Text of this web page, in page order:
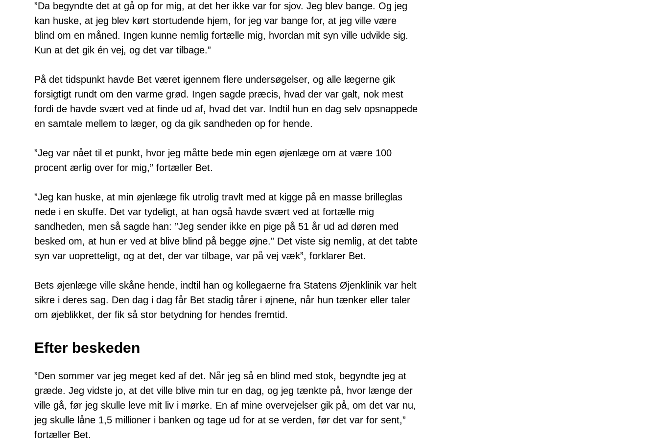
”Da begyndte det at gå op for mig, at det her ikke var for sjov. Jeg blev bange. Og jeg
kan huske, at jeg blev kørt stortudende hjem, for jeg var bange for, at jeg ville være
blind om en måned. Ingen kunne nemlig fortælle mig, hvordan mit syn ville udvikle sig.
Kun at det gik én vej, og det var tilbage.”
På det tidspunkt havde Bet været igennem flere undersøgelser, og alle lægerne gik
forsigtigt rundt om den varme grød. Ingen sagde præcis, hvad der var galt, nok mest
fordi de havde svært ved at finde ud af, hvad det var. Indtil hun en dag selv opsnappede
en samtale mellem to læger, og da gik sandheden op for hende.
”Jeg var nået til et punkt, hvor jeg måtte bede min egen øjenlæge om at være 100
procent ærlig over for mig,” fortæller Bet.
”Jeg kan huske, at min øjenlæge fik utrolig travlt med at kigge på en masse brilleglas
nede i en skuffe. Det var tydeligt, at han også havde svært ved at fortælle mig
sandheden, men så sagde han: ”Jeg sender ikke en pige på 51 år ud ad døren med
besked om, at hun er ved at blive blind på begge øjne.” Det viste sig nemlig, at det tabte
syn var uopretteligt, og at det, der var tilbage, var på vej væk”, forklarer Bet.
Bets øjenlæge ville skåne hende, indtil han og kollegaerne fra Statens Øjenklinik var helt
sikre i deres sag. Den dag i dag får Bet stadig tårer i øjnene, når hun tænker eller taler
om øjeblikket, der fik så stor betydning for hendes fremtid.
Efter beskeden
”Den sommer var jeg meget ked af det. Når jeg så en blind med stok, begyndte jeg at
græde. Jeg vidste jo, at det ville blive min tur en dag, og jeg tænkte på, hvor længe der
ville gå, før jeg skulle leve mit liv i mørke. En af mine overvejelser gik på, om det var nu,
jeg skulle låne 1,5 millioner i banken og tage ud for at se verden, før det var for sent,”
fortæller Bet.